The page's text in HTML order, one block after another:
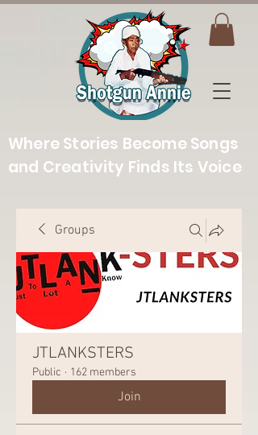
Where Stories Become Songs
and Creativity Finds Its Voice
Groups
JTLANKSTERS
Public · 162 members
Join